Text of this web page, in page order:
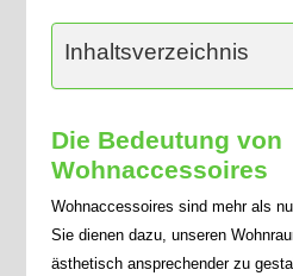
Inhaltsverzeichnis
Die Bedeutung von
Wohnaccessoires
Wohnaccessoires sind mehr als
Sie dienen dazu, unseren
ästhetisch ansprechender zu